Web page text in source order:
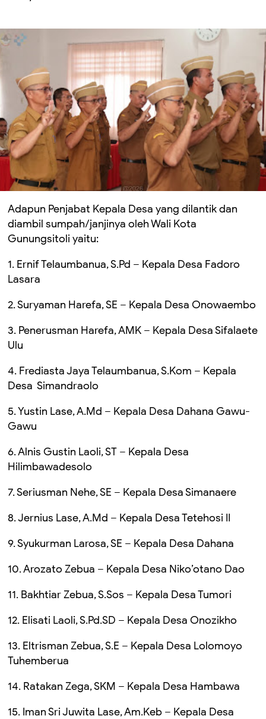
Adapun Penjabat Kepala Desa yang dilantik dan
diambil sumpah/janjinya oleh Wali Kota
Gunungsitoli yaitu:
1. Ernif Telaumbanua, S.Pd – Kepala Desa Fadoro
Lasara
2. Suryaman Harefa, SE – Kepala Desa Onowaembo
3. Penerusman Harefa, AMK – Kepala Desa Sifalaete
Ulu
4. Frediasta Jaya Telaumbanua, S.Kom – Kepala
Desa Simandraolo
5. Yustin Lase, A.Md – Kepala Desa Dahana Gawu-
Gawu
6. Alnis Gustin Laoli, ST – Kepala Desa
Hilimbawadesolo
7. Seriusman Nehe, SE – Kepala Desa Simanaere
8. Jernius Lase, A.Md – Kepala Desa Tetehosi II
9. Syukurman Larosa, SE – Kepala Desa Dahana
10. Arozato Zebua – Kepala Desa Niko’otano Dao
11. Bakhtiar Zebua, S.Sos – Kepala Desa Tumori
12. Elisati Laoli, S.Pd.SD – Kepala Desa Onozikho
13. Eltrisman Zebua, S.E – Kepala Desa Lolomoyo
Tuhemberua
14. Ratakan Zega, SKM – Kepala Desa Hambawa
15. Iman Sri Juwita Lase, Am.Keb – Kepala Desa